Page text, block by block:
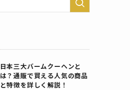
日本三大バームクーヘンと
は？通販で買える人気の商品
と特徴を詳しく解説！